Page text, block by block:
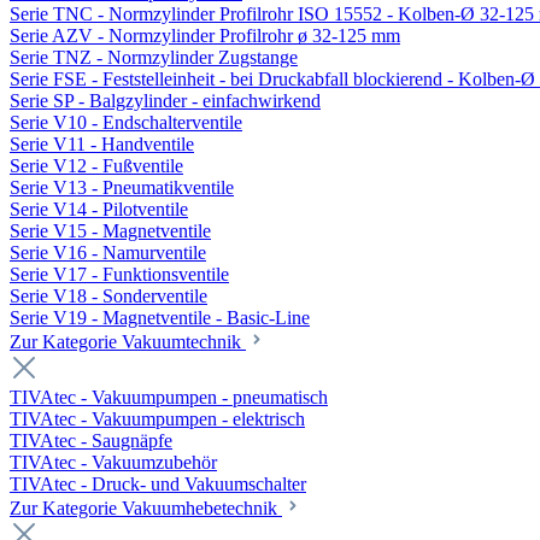
Serie TNC - Normzylinder Profilrohr ISO 15552 - Kolben-Ø 32-125
Serie AZV - Normzylinder Profilrohr ø 32-125 mm
Serie TNZ - Normzylinder Zugstange
Serie FSE - Feststelleinheit - bei Druckabfall blockierend - Kolben-Ø
Serie SP - Balgzylinder - einfachwirkend
Serie V10 - Endschalterventile
Serie V11 - Handventile
Serie V12 - Fußventile
Serie V13 - Pneumatikventile
Serie V14 - Pilotventile
Serie V15 - Magnetventile
Serie V16 - Namurventile
Serie V17 - Funktionsventile
Serie V18 - Sonderventile
Serie V19 - Magnetventile - Basic-Line
Zur Kategorie Vakuumtechnik
TIVAtec - Vakuumpumpen - pneumatisch
TIVAtec - Vakuumpumpen - elektrisch
TIVAtec - Saugnäpfe
TIVAtec - Vakuumzubehör
TIVAtec - Druck- und Vakuumschalter
Zur Kategorie Vakuumhebetechnik